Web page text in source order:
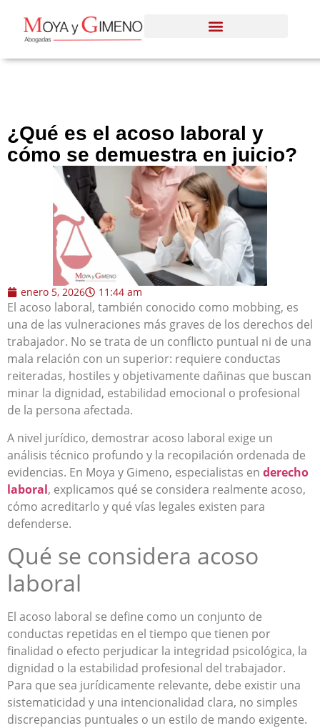
¿Qué es el acoso laboral y
cómo se demuestra en juicio?
enero 5, 2026 11:44 am
El acoso laboral, también conocido como mobbing, es
una de las vulneraciones más graves de los derechos del
trabajador. No se trata de un conflicto puntual ni de una
mala relación con un superior: requiere conductas
reiteradas, hostiles y objetivamente dañinas que buscan
minar la dignidad, estabilidad emocional o profesional
de la persona afectada.
A nivel jurídico, demostrar acoso laboral exige un
análisis técnico profundo y la recopilación ordenada de
evidencias. En Moya y Gimeno, especialistas en derecho
laboral, explicamos qué se considera realmente acoso,
cómo acreditarlo y qué vías legales existen para
defenderse.
Qué se considera acoso
laboral
El acoso laboral se define como un conjunto de
conductas repetidas en el tiempo que tienen por
finalidad o efecto perjudicar la integridad psicológica, la
dignidad o la estabilidad profesional del trabajador.
Para que sea jurídicamente relevante, debe existir una
sistematicidad y una intencionalidad clara, no simples
discrepancias puntuales o un estilo de mando exigente.